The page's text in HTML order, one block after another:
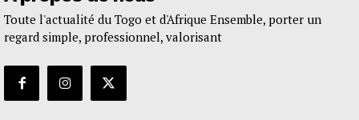
Toute l'actualité du Togo et d'Afrique Ensemble, porter un
regard simple, professionnel, valorisant